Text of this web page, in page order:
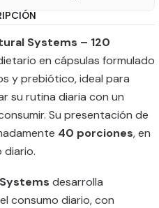
Systems – 120
en cápsulas formulado
y prebiótico, ideal para
su rutina diaria con un
Su presentación de
40 porciones, en
diario.
desarrolla
consumo diario, con